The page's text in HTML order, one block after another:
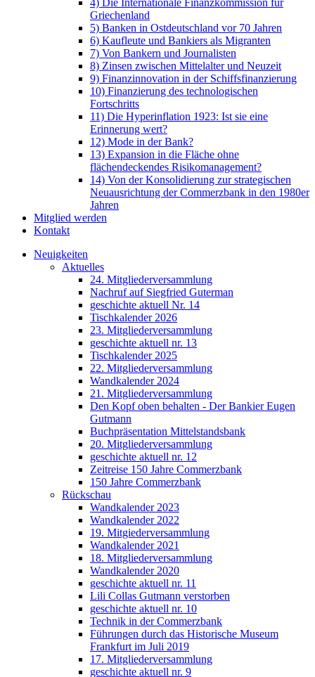
4) Die Internationale Finanzkommission für
Griechenland
5) Banken in Ostdeutschland vor 70 Jahren
6) Kaufleute und Bankiers als Migranten
7) Von Bankern und Journalisten
8) Zinsen zwischen Mittelalter und Neuzeit
9) Finanzinnovation in der Schiffsfinanzierung
10) Finanzierung des technologischen
Fortschritts
11) Die Hyperinflation 1923: Ist sie eine
Erinnerung wert?
12) Mode in der Bank?
13) Expansion in die Fläche ohne
flächendeckendes Risikomanagement?
14) Von der Konsolidierung zur strategischen
Neuausrichtung der Commerzbank in den 1980er
Jahren
Mitglied werden
Kontakt
Neuigkeiten
Aktuelles
24. Mitgliederversammlung
Nachruf auf Siegfried Guterman
geschichte aktuell Nr. 14
Tischkalender 2026
23. Mitgliederversammlung
geschichte aktuell nr. 13
Tischkalender 2025
22. Mitgliederversammlung
Wandkalender 2024
21. Mitgliederversammlung
Den Kopf oben behalten - Der Bankier Eugen
Gutmann
Buchpräsentation Mittelstandsbank
20. Mitgliederversammlung
geschichte aktuell nr. 12
Zeitreise 150 Jahre Commerzbank
150 Jahre Commerzbank
Rückschau
Wandkalender 2023
Wandkalender 2022
19. Mitgiederversammlung
Wandkalender 2021
18. Mitgliederversammlung
Wandkalender 2020
geschichte aktuell nr. 11
Lili Collas Gutmann verstorben
geschichte aktuell nr. 10
Technik in der Commerzbank
Führungen durch das Historische Museum
Frankfurt im Juli 2019
17. Mitgliederversammlung
geschichte aktuell nr. 9